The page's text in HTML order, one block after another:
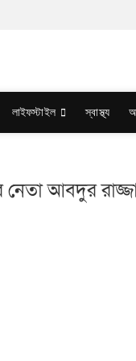
লাইফস্টাইল স্বাস্থ্য
নেতা আবদুর